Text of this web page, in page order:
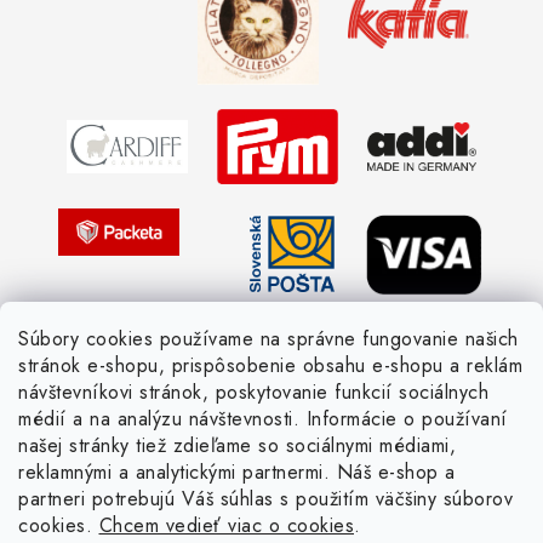
Súbory cookies používame na správne fungovanie našich
stránok e-shopu, prispôsobenie obsahu e-shopu a reklám
návštevníkovi stránok, poskytovanie funkcií sociálnych
médií a na analýzu návštevnosti. Informácie o používaní
našej stránky tiež zdieľame so sociálnymi médiami,
reklamnými a analytickými partnermi. Náš e-shop a
partneri potrebujú Váš súhlas s použitím väčšiny súborov
cookies. Chcem vedieť viac o cookies.
Žiadosť dotknutej osoby
Pletený slovník anglicky-česky
Pletený slovník česky-anglicky